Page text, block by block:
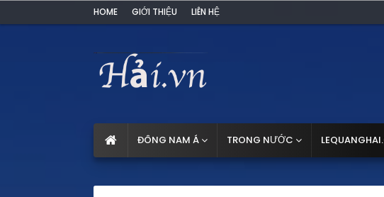
HOME GIỚI THIỆU LIÊN HỆ
ĐÔNG NAM Á TRONG NƯỚC